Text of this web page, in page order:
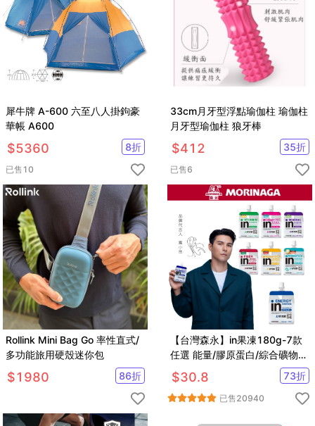
犀牛牌 A-600 六至八人掛鉤豪
華帳 A600
$5360 8折
已售 10
33cm月牙型浮點瑜伽柱 瑜伽柱
月牙型瑜伽柱 狼牙棒
$412 35折
已售6
Rollink Mini Bag Go 率性直式/
多功能旅用硬殼迷你包
$1980 86折
【台灣森永】in果凍180g-7款
任選 能量/膠原蛋白/綜合礦物
質/維他命/膳食纖維/牛磺酸B群/
益生菌
$30.8 73折
已售20940